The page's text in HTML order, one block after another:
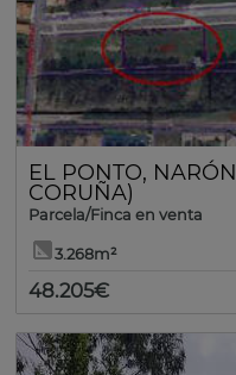
EL PONTO, NARÓN
CORUÑA)
Parcela/Finca en venta
3.268m²
48.205€